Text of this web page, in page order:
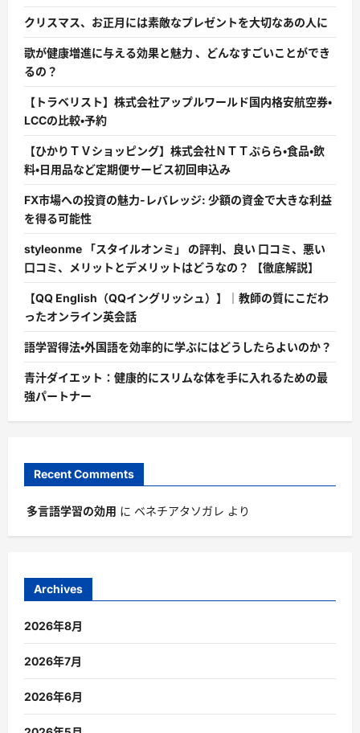
クリスマス、お正月には素敵なプレゼントを大切なあの人に
歌が健康増進に与える効果と魅力 、どんなすごいことができ
るの？
【トラベリスト】株式会社アップルワールド国内格安航空券・
LCCの比較・予約
【ひかりＴＶショッピング】株式会社ＮＴＴぷらら・食品・飲
料・日用品など定期便サービス初回申込み
FX市場への投資の魅力-レバレッジ: 少額の資金で大きな利益
を得る可能性
styleonme 「スタイルオンミ」 の評判、良い 口コミ、悪い
口コミ、メリットとデメリットはどうなの？ 【徹底解説】
【QQ English（QQイングリッシュ）】｜教師の質にこだわ
ったオンライン英会話
語学習得法・外国語を効率的に学ぶにはどうしたらよいのか？
青汁ダイエット：健康的にスリムな体を手に入れるための最
強パートナー
Recent Comments
多言語学習の効用 に ベネチアタソガレ より
Archives
2026年8月
2026年7月
2026年6月